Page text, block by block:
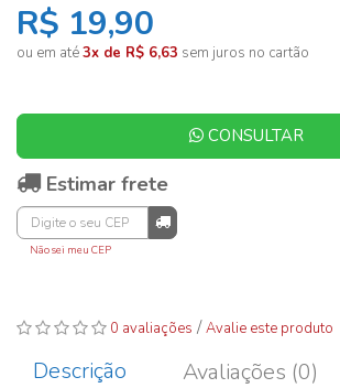
R$ 19,90
ou em até3x de R$ 6,63 sem juros no cartão
CONSULTAR
Estimar frete
Não sei meu CEP
0 avaliações /Avalie este produto
Descrição Avaliações (0)